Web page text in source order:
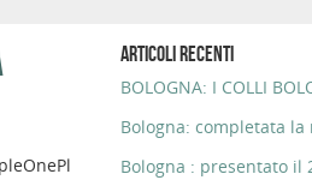
ARTICOLI RECENTI
BOLOGNA: I COLLI
Bologna: completata
Bologna : presentato il